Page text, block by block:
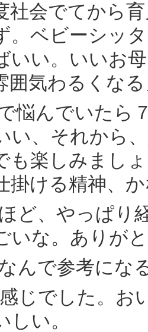
社会でてから
。ベビーシッ
いい。いいお
囲気わるくな
悩んでいたら
い、それから
も楽しみまし
掛ける精神、
ど、やっぱり
いな。ありが
んで参考にな
じでした。お
い。